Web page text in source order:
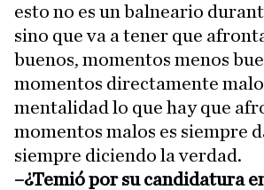
esto no es un balneario
sino que va a tener que
buenos, momentos menos
momentos directamente
mentalidad lo que hay que
momentos malos es siempre
siempre diciendo la verdad.
–¿Temió por su candidatura